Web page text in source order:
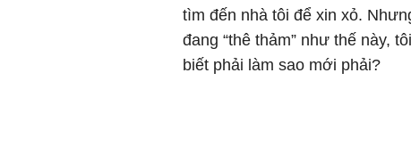
tìm đến nhà tôi để xin xỏ.
đang “thê thảm” như thế này,
biết phải làm sao mới phải?